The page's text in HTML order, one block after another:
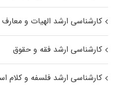
کارشناسی ارشد الهیات و
کارشناسی ارشد فقه و حقوق
کارشناسی ارشد فلسفه و کلام